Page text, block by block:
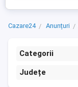
Cazare24 Anunțuri
Categorii
Județe